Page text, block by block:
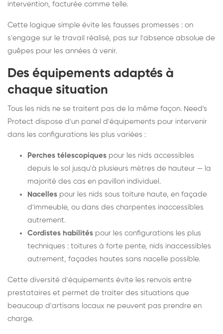
intervention, facturée comme telle.
Cette logique simple évite les fausses promesses : on
s'engage sur le travail réalisé, pas sur l'absence absolue de
guêpes pour les années à venir.
Des équipements adaptés à
chaque situation
Tous les nids ne se traitent pas de la même façon. Need's
Protect dispose d'un panel d'équipements pour intervenir
dans les configurations les plus variées :
Perches télescopiques pour les nids accessibles
depuis le sol jusqu'à plusieurs mètres de hauteur — la
majorité des cas en pavillon individuel.
Nacelles pour les nids sous toiture haute, en façade
d'immeuble, ou dans des charpentes inaccessibles
autrement.
Cordistes habilités pour les configurations les plus
techniques : toitures à forte pente, nids inaccessibles
autrement, façades hautes sans nacelle possible.
Cette diversité d'équipements évite les renvois entre
prestataires et permet de traiter des situations que
beaucoup d'artisans locaux ne peuvent pas prendre en
charge.